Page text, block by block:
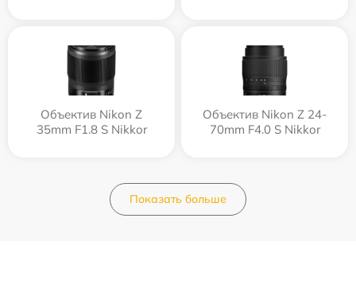
Объектив Nikon Z
35mm F1.8 S Nikkor
Объектив Nikon Z 24-
70mm F4.0 S Nikkor
Показать больше